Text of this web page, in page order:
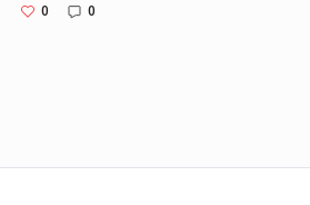
0 0